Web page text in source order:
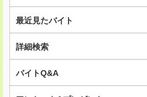
最近見たバイト
詳細検索
バイトQ&A